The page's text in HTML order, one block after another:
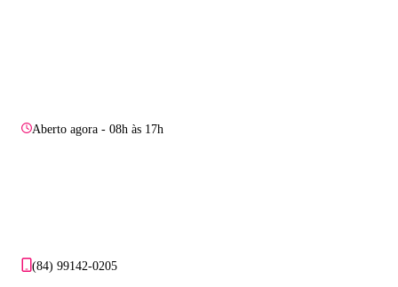
Aberto agora - 08h às 17h
(84) 99142-0205